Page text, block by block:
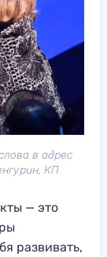
в адрес
КП
— это
развивать,